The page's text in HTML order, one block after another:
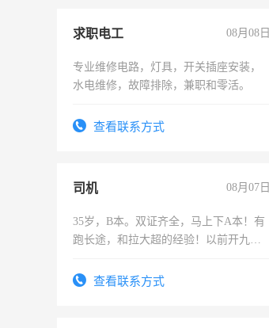
求职电工 08月08日
专业维修电路，灯具，开关插座安装，
水电维修，故障排除，兼职和零活。
查看联系方式
司机 08月07日
35岁，B本。双证齐全，马上下A本！有
跑长途，和拉大超的经验！以前开九米
查看联系方式